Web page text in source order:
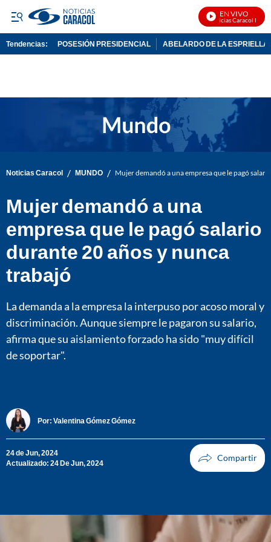
EN VIVO
Noticias Caracol En Vivo
Tendencias: POSESIÓN PRESIDENCIAL ABELARDO DE LA ESPRIELLA
Noticias Caracol / MUNDO / Mujer demandó a una empresa que le pagó
Mujer demandó a una
empresa que le pagó salario
durante 20 años y nunca
trabajó
La demanda a la empresa la interpuso por acoso moral y
discriminación. Aunque siempre le pagaron su salario,
afirma que su aislamiento forzado ha sido "muy difícil
de soportar".
Por: Valentina Gómez Gómez
24 de Jun, 2024
Actualizado: 24 De Jun, 2024